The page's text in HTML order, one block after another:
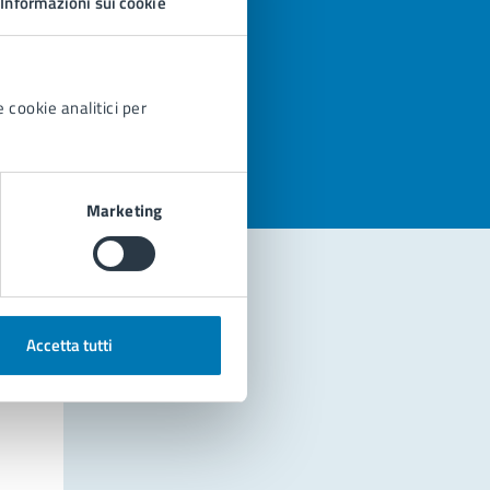
cookie analitici per
Marketing
Accetta tutti